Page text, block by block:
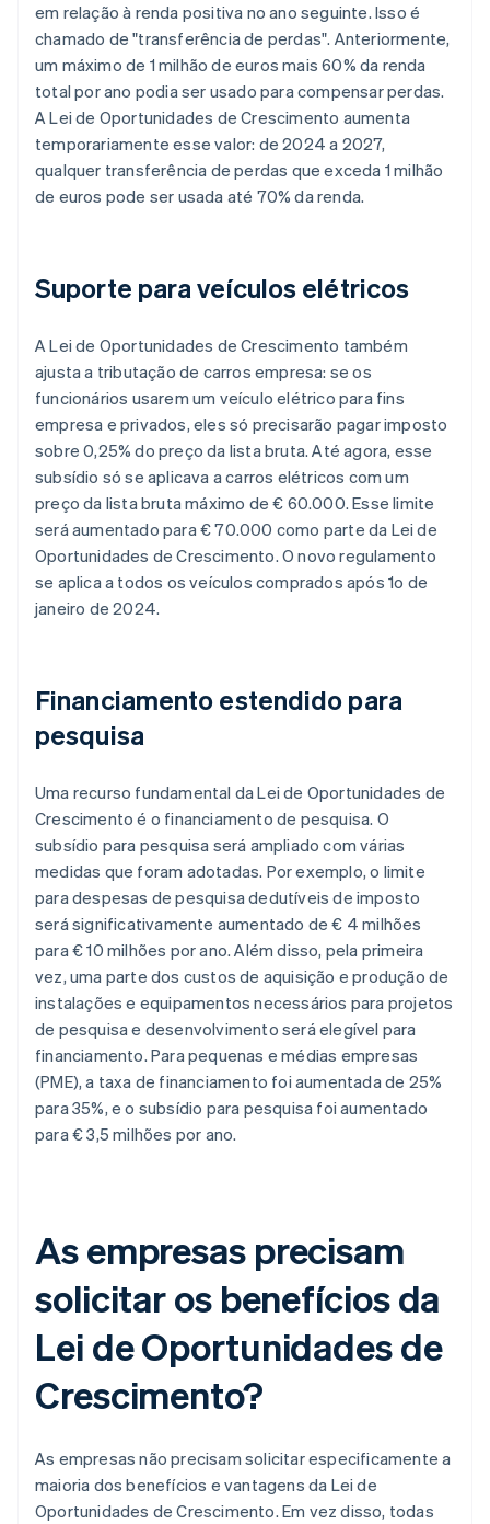
em relação à renda positiva no ano seguinte. Isso é
chamado de "transferência de perdas". Anteriormente,
um máximo de 1 milhão de euros mais 60% da renda
total por ano podia ser usado para compensar perdas.
A Lei de Oportunidades de Crescimento aumenta
temporariamente esse valor: de 2024 a 2027,
qualquer transferência de perdas que exceda 1 milhão
de euros pode ser usada até 70% da renda.
Suporte para veículos elétricos
A Lei de Oportunidades de Crescimento também
ajusta a tributação de carros empresa: se os
funcionários usarem um veículo elétrico para fins
empresa e privados, eles só precisarão pagar imposto
sobre 0,25% do preço da lista bruta. Até agora, esse
subsídio só se aplicava a carros elétricos com um
preço da lista bruta máximo de € 60.000. Esse limite
será aumentado para € 70.000 como parte da Lei de
Oportunidades de Crescimento. O novo regulamento
se aplica a todos os veículos comprados após 1o de
janeiro de 2024.
Financiamento estendido para
pesquisa
Uma recurso fundamental da Lei de Oportunidades de
Crescimento é o financiamento de pesquisa. O
subsídio para pesquisa será ampliado com várias
medidas que foram adotadas. Por exemplo, o limite
para despesas de pesquisa dedutíveis de imposto
será significativamente aumentado de € 4 milhões
para € 10 milhões por ano. Além disso, pela primeira
vez, uma parte dos custos de aquisição e produção de
instalações e equipamentos necessários para projetos
de pesquisa e desenvolvimento será elegível para
financiamento. Para pequenas e médias empresas
(PME), a taxa de financiamento foi aumentada de 25%
para 35%, e o subsídio para pesquisa foi aumentado
para € 3,5 milhões por ano.
As empresas precisam
solicitar os benefícios da
Lei de Oportunidades de
Crescimento?
As empresas não precisam solicitar especificamente a
maioria dos benefícios e vantagens da Lei de
Oportunidades de Crescimento. Em vez disso, todas